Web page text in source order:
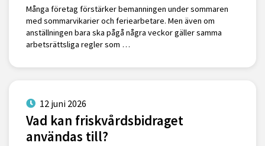
Många företag förstärker bemanningen under sommaren
med sommarvikarier och feriearbetare. Men även om
anställningen bara ska pågå några veckor gäller samma
arbetsrättsliga regler som …
12 juni 2026
Vad kan friskvårdsbidraget
användas till?